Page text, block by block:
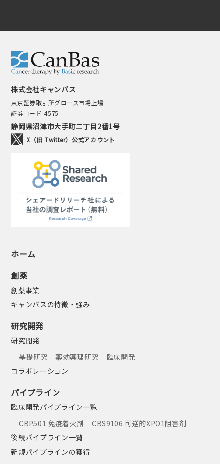
株式会社キャンバス
東京証券取引所グロース市場上場
証券コード 4575
静岡県沼津市大手町二丁目2番1号
X（旧 Twitter）公式アカウント
ホーム
創薬
創薬事業
キャンバスの特徴・強み
研究開発
研究開発
基礎研究
薬効薬理研究
臨床開発
コラボレーション
パイプライン
臨床開発パイプライン一覧
CBP501 免疫着火剤
CBS9106 可逆的XPO1阻害剤
後続パイプライン一覧
新規パイプラインの獲得